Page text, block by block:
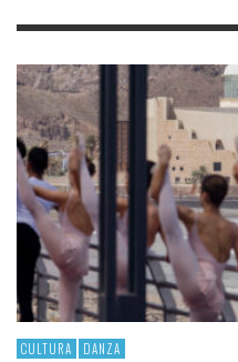
CULTURA DANZA